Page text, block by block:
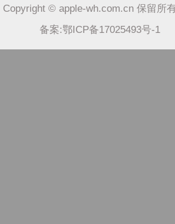
Copyright © apple-wh.com.cn 保留所
备案:鄂ICP备17025493号-1